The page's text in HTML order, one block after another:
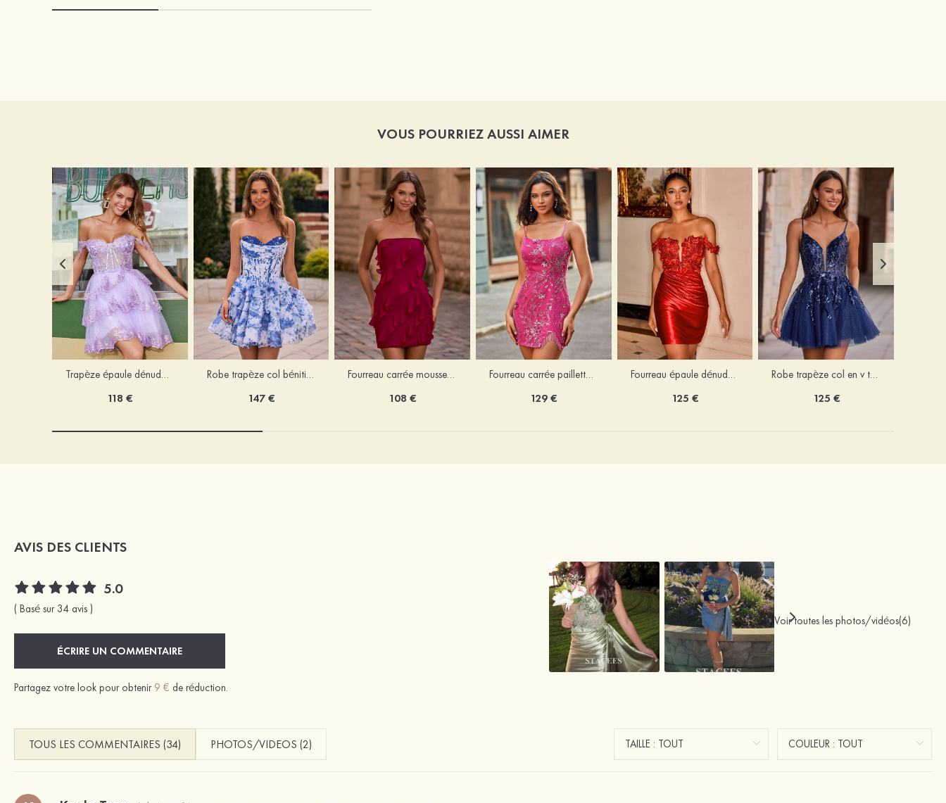
VOUS POURRIEZ AUSSI AIMER
Trapèze épaule dénudée tulle courte/mini robe de fête de la rentrée avec paillettes
118 €
Robe trapèze col bénitier mousseline courte/mini robe de fête de la rentrée avec appliqué
147 €
Fourreau carrée mousseline courte/mini robe de fête de la rentré avec volants
108 €
Fourreau carrée paillettes courte/mini robe de fête de la rentrée
129 €
Fourreau épaule dénudée soie comme du satin courte/mini robe de fête de la rentrée
125 €
Robe trapèze col en v tulle courte/mini robe de fête de la rentrée avec poches paillettes
125 €
AVIS DES CLIENTS
5.0
( Basé sur 34 avis )
ÉCRIRE UN COMMENTAIRE
Partagez votre look pour obtenir 9 € de réduction.
Voir toutes les photos/vidéos(6)
TOUS LES COMMENTAIRES (34) PHOTOS/VIDEOS (2)